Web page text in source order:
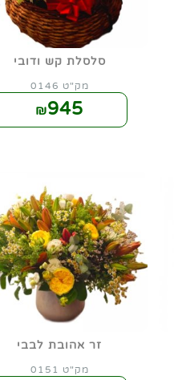
סלסלת קש ודובי
מק"ט 0146
₪945
זר אהובת לבבי
מק"ט 0151